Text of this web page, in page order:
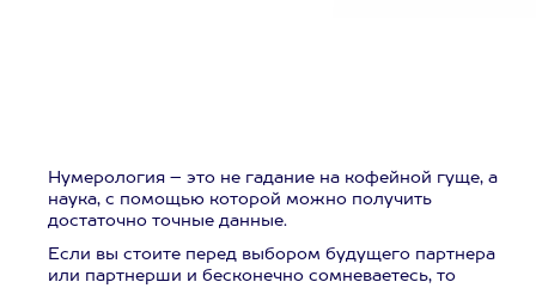
Нумерология – это не гадание на кофейной гуще, а
наука, с помощью которой можно получить
достаточно точные данные.
Если вы стоите перед выбором будущего партнера
или партнерши и бесконечно сомневаетесь, то